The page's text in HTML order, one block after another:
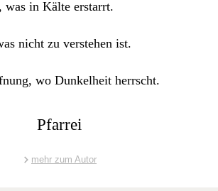
Ausgabe
in Kälte erstar­rt.
nicht zu ver­ste­hen ist.
wo Dunkel­heit herrscht.
Pfarrei
mehr zum Autor